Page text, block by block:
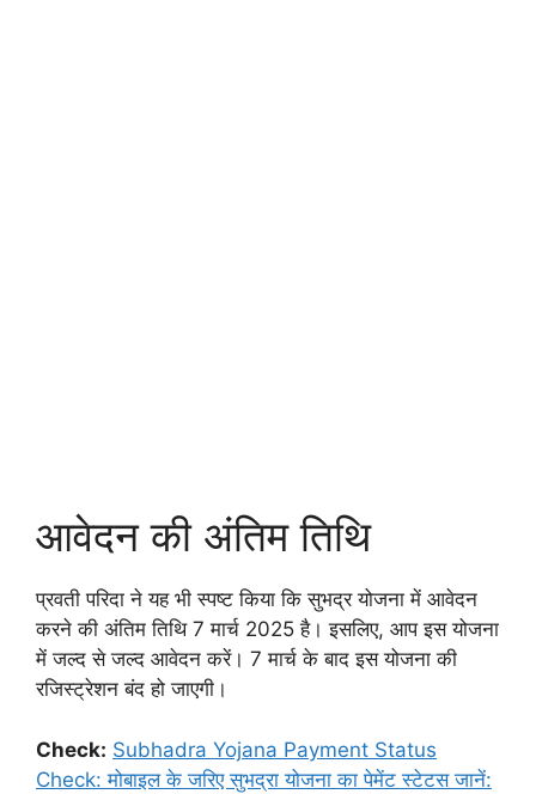
आवेदन की अंतिम तिथि
प्रवती परिदा ने यह भी स्पष्ट किया कि सुभद्र योजना में आवेदन
करने की अंतिम तिथि 7 मार्च 2025 है। इसलिए, आप इस योजना
में जल्द से जल्द आवेदन करें। 7 मार्च के बाद इस योजना की
रजिस्ट्रेशन बंद हो जाएगी।
Check: Subhadra Yojana Payment Status
Check: मोबाइल के जरिए सुभद्रा योजना का पेमेंट स्टेटस जानें: